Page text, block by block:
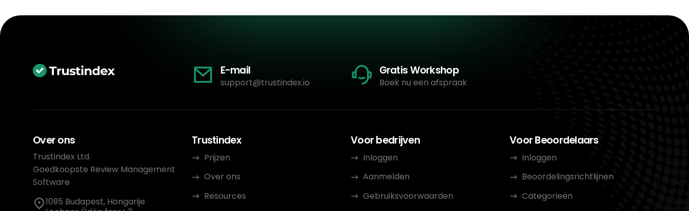
E-mail
support@trustindex.io
Gratis Workshop
Boek nu een afspraak
Over ons
Trustindex Ltd.
Goedkoopste Review Management
Software
1095 Budapest, Hongarije
Trustindex
Prijzen
Over ons
Resources
Voor bedrijven
Inloggen
Aanmelden
Gebruiksvoorwaarden
Voor Beoordelaars
Inloggen
Beoordelingsrichtlijnen
Categorieën